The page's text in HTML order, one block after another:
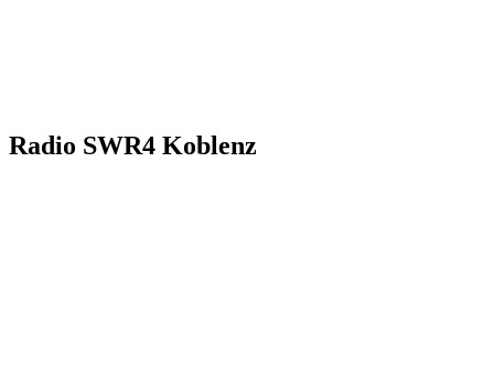
Radio SWR4 Koblenz